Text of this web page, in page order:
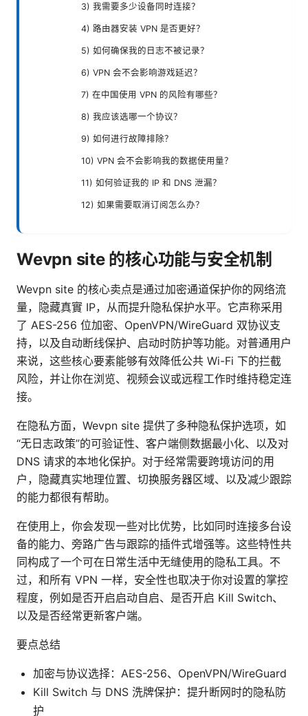
3) 我需要多少设备同时连接？
4) 路由器安装 VPN 是否更好？
5) 如何确保我的日志不被记录？
6) VPN 会不会影响游戏延迟？
7) 在中国使用 VPN 的风险有哪些？
8) 我应该选哪一个协议？
9) 如何进行故障排除？
10) VPN 会不会影响我的数据使用量？
11) 如何验证我的 IP 和 DNS 泄漏？
12) 如果需要取消订阅怎么办？
Wevpn site 的核心功能与安全机制
Wevpn site 的核心卖点是通过加密通道保护你的网络流
量，隐藏真實 IP，从而提升隐私保护水平。它声称采用
了 AES-256 位加密、OpenVPN/WireGuard 双协议支
持，以及自动断线保护、启动时防护等功能。对普通用户
来说，这些核心要素能够有效降低公共 Wi-Fi 下的拦截
风险，并让你在浏览、视频会议或远程工作时维持稳定连
接。
在隐私方面，Wevpn site 提供了多种隐私保护选项，如
“无日志政策”的可验证性、客户端侧数据最小化、以及对
DNS 请求的本地化保护。对于经常需要跨境访问的用
户，隐藏真实地理位置、切换服务器区域、以及减少跟踪
的能力都很有帮助。
在使用上，你会发现一些对比优势，比如同时连接多台设
备的能力、旁路广告与跟踪的插件式增强等。这些特性共
同构成了一个可在日常生活中无缝使用的隐私工具。不
过，和所有 VPN 一样，安全性也取决于你对设置的掌控
程度，例如是否开启启动自启、是否开启 Kill Switch、
以及是否经常更新客户端。
要点总结
加密与协议选择：AES-256、OpenVPN/WireGuard
Kill Switch 与 DNS 洗牌保护：提升断网时的隐私防
护